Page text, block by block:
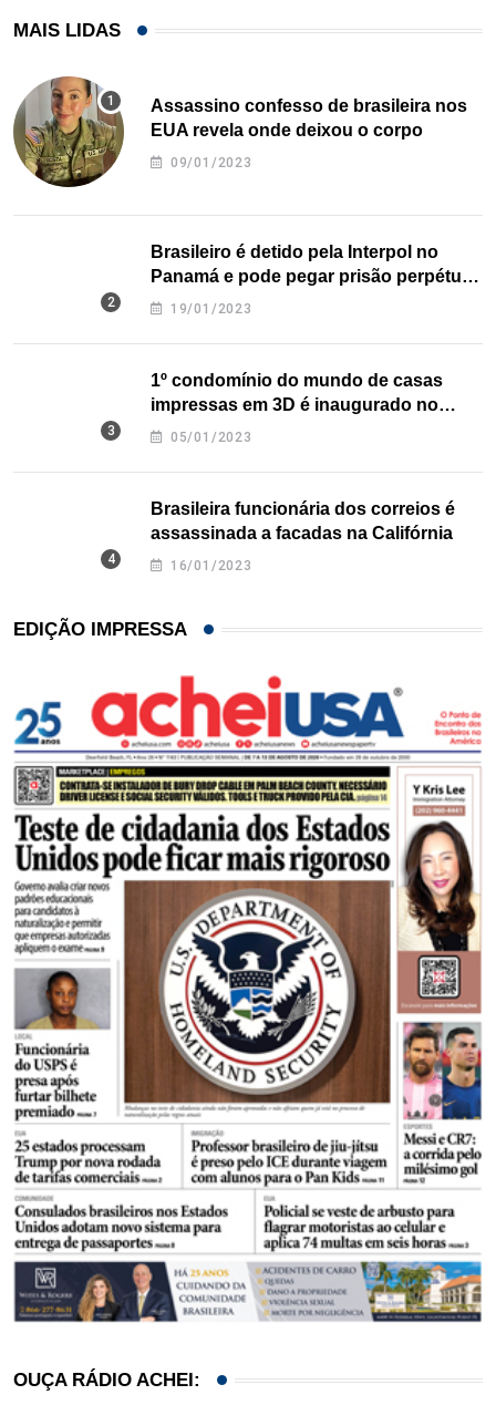
MAIS LIDAS
Assassino confesso de brasileira nos
EUA revela onde deixou o corpo
09/01/2023
Brasileiro é detido pela Interpol no
Panamá e pode pegar prisão perpétua
nos EUA
19/01/2023
1º condomínio do mundo de casas
impressas em 3D é inaugurado no
Texas
05/01/2023
Brasileira funcionária dos correios é
assassinada a facadas na Califórnia
16/01/2023
EDIÇÃO IMPRESSA
OUÇA RÁDIO ACHEI: